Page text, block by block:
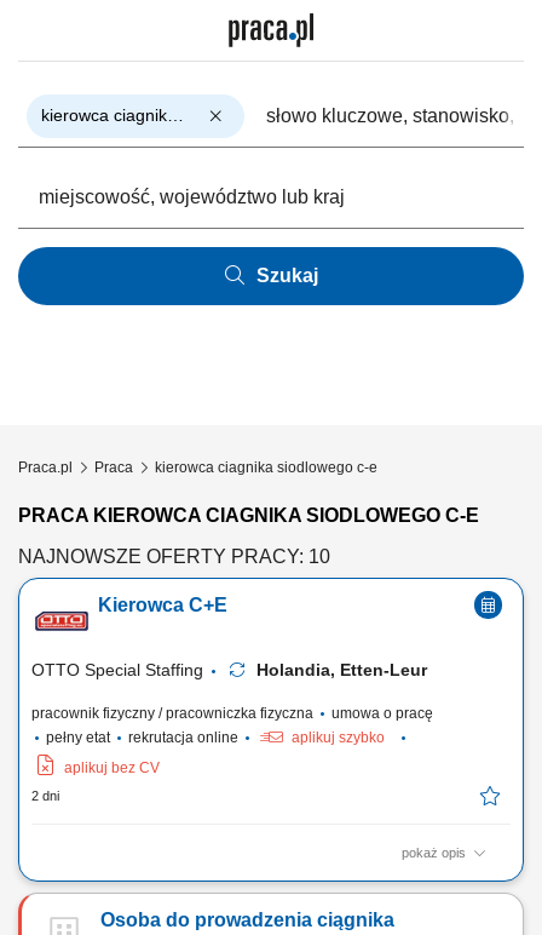
Szukaj
Praca.pl Praca kierowca ciagnika siodlowego c-e
PRACA KIEROWCA CIAGNIKA SIODLOWEGO C-E
NAJNOWSZE OFERTY PRACY: 10
Kierowca C+E
OTTO Special Staffing Holandia, Etten-Leur
pracownik fizyczny / pracowniczka fizyczna
umowa o pracę
pełny etat
rekrutacja online
aplikuj szybko
aplikuj bez CV
2 dni
pokaż opis
Jako kierowca C+E odpowiada Pan/Pani za bezpieczną, efektywną i
wykorzystaniem ciągników siodłowych z naczepami oraz zestawów
Osoba do prowadzenia ciągnika